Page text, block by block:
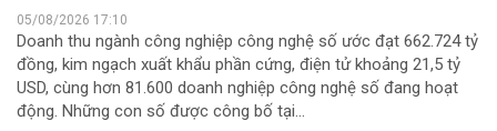
05/08/2026 17:10
Doanh thu ngành công nghiệp công nghệ số ước đạt 662.724 tỷ
đồng, kim ngạch xuất khẩu phần cứng, điện tử khoảng 21,5 tỷ
USD, cùng hơn 81.600 doanh nghiệp công nghệ số đang hoạt
động. Những con số được công bố tại...